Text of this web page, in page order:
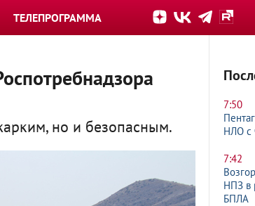
ТЕЛЕПРОГРАММА
но и безопасным.
7:50
НЛО с
7:42
НПЗ в
БПЛА